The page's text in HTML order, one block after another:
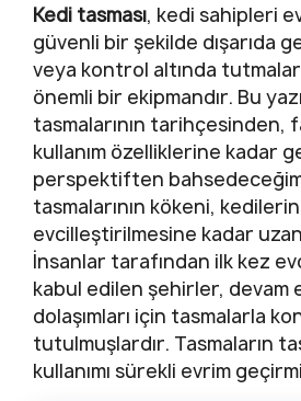
Kedi tasması, kedi sahipleri
güvenli bir şekilde dışarıda
veya kontrol altında
önemli bir ekipmandır. Bu
tasmalarının tarihçesinden,
kullanım özelliklerine kadar
perspektiften
tasmalarının kökeni, kedilerin
evcilleştirilmesine kadar
İnsanlar tarafından ilk kez
kabul edilen şehirler, devam
dolaşımları için tasmalarla
tutulmuşlardır. Tasmaların
kullanımı sürekli evrim